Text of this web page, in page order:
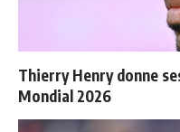
Thierry Henry donne
Mondial 2026